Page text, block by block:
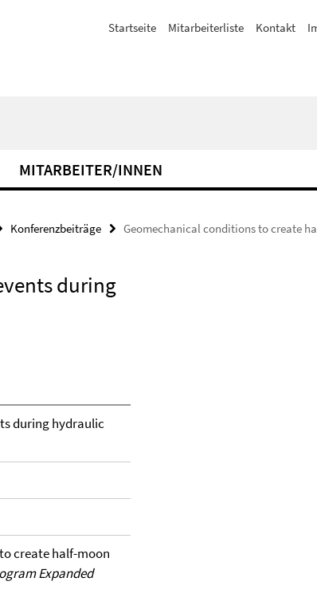
Startseite Mitarbeiterliste Kontakt
MITARBEITER/INNEN
Konferenzbeiträge Geomechanical conditions to create
during
during hydraulic
create half-moon
Expanded